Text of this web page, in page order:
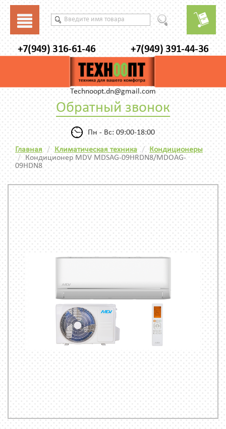
+7(949) 316-61-46 +7(949) 391-44-36
Technoopt.dn@gmail.com
Обратный звонок
Пн - Вс: 09:00-18:00
Главная Климатическая техника
Кондиционеры
Кондиционер MDV MDSAG-09HRDN8/MDOAG-
09HDN8